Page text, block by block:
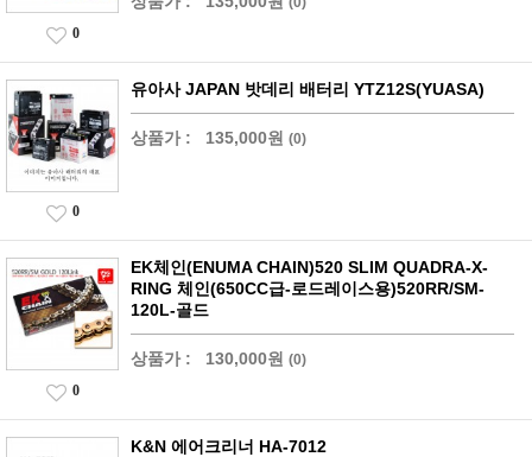
0
유아사 JAPAN 밧데리 배터리 YTZ12S(YUASA)
상품가 : 135,000원 (0)
0
EK체인(ENUMA CHAIN)520 SLIM QUADRA-X-
RING 체인(650CC급-로드레이스용)520RR/SM-
120L-골드
상품가 : 130,000원 (0)
0
K&N 에어크리너 HA-7012